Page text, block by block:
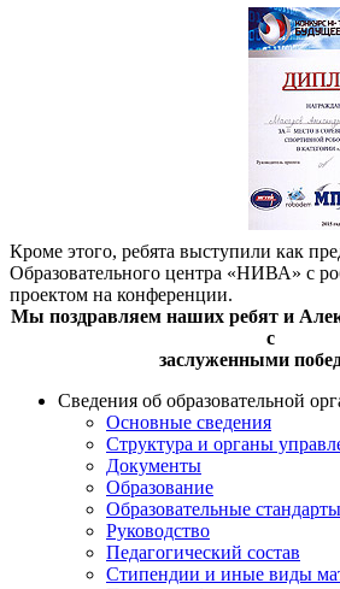
Кроме этого, ребята выступили как
Образовательного центра «НИВА» с
проектом на конференции.
Мы поздравляем наших ребят и
с
заслуженными
Сведения об образовательной
Основные сведения
Структура и органы
Документы
Образование
Образовательные стандарты
Руководство
Педагогический состав
Стипендии и иные виды